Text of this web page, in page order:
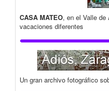
CASA MATEO, en el Valle de
vacaciones diferentes
Un gran archivo fotográfico